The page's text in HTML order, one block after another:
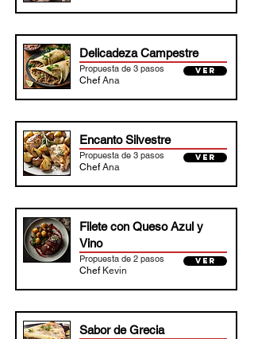
Delicadeza Campestre
Propuesta de 3 pasos
Chef Ana
VER
Encanto Silvestre
Propuesta de 3 pasos
Chef Ana
VER
Filete con Queso Azul y
Vino
Propuesta de 2 pasos
Chef Kevin
VER
Sabor de Grecia